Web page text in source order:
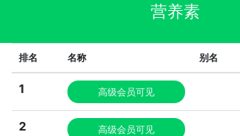
营养素
排名 名称 别名
1 高级会员可见
2 高级会员可见